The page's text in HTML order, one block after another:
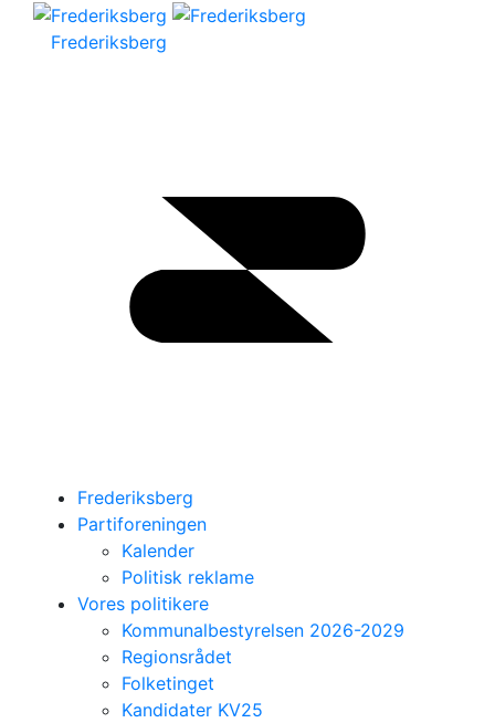
Frederiksberg
Frederiksberg
Partiforeningen
Kalender
Politisk reklame
Vores politikere
Kommunalbestyrelsen 2026-2029
Regionsrådet
Folketinget
Kandidater KV25